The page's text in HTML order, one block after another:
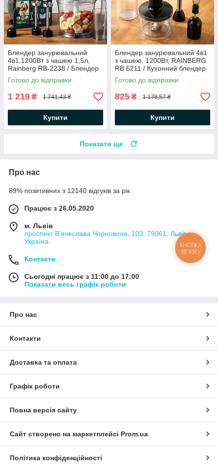
Блендер занурювальний
4в1,1200Вт з чашею 1,5л,
Rainberg RB-2238 / Блендер
подрібнювач / Ручний
блендер з міксером
Готово до відправки
1 219 ₴ 1 741,43 ₴
Купити
Блендер занурювальний 4в1
з чашею, 1200Вт, RAINBERG
RB 6211 / Кухонний блендер
міксер
Готово до відправки
825 ₴ 1 178,57 ₴
Купити
Показати ще
Про нас
89% позитивних з 12140 відгуків за рік
Працює з 26.05.2020
м. Львів
проспект В'ячеслава Чорновола, 103, 79061, Львів,
Україна
Контакти
Сьогодні працює з 11:00 до 17:00
Показати весь графік роботи
Про нас
Контакти
Доставка та оплата
Графік роботи
Повна версія сайту
Сайт створено на маркетплейсі Prom.ua
Політика конфіденційності
КНОПКА
ЗВ'ЯЗКУ